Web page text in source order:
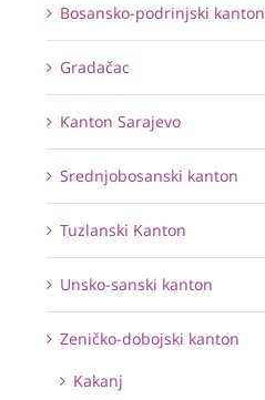
Bosansko-podrinjski kanton
Gradačac
Kanton Sarajevo
Srednjobosanski kanton
Tuzlanski Kanton
Unsko-sanski kanton
Zeničko-dobojski kanton
Kakanj